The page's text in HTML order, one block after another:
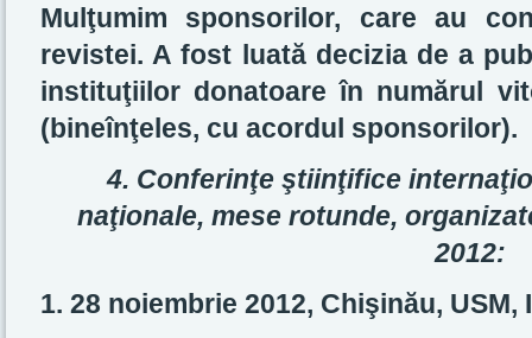
Mulţumim sponsorilor, care au
revistei. A fost luată decizia de a
instituţiilor donatoare în numărul
(bineînţeles, cu acordul sponsorilor).
4. Conferinţe ştiinţifice
naţionale, mese rotunde,
2012:
1. 28 noiembrie 2012, Chişinău, USM,